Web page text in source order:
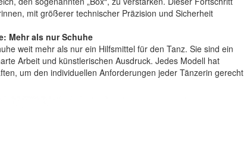
mit größerer technischer Präzision und Sicherheit
Mehr als nur Schuhe
weit mehr als nur ein Hilfsmittel für den Tanz. Sie sind ein
Arbeit und künstlerischen Ausdruck. Jedes Modell hat
um den individuellen Anforderungen jeder Tänzerin gerecht